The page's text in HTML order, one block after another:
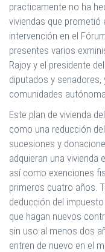
practicamente no ha
viviendas que prometió
intervención en el
presentes varios
Rajoy y el presidente
diputados y
comunidades
Este plan de vivienda
como una reducción
sucesiones y
adquieran una vivienda
así como exenciones
primeros cuatro años.
deducción del
que hagan nuevos
sin uso al menos dos
entren de nuevo en el